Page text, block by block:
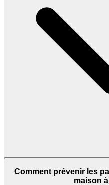
Comment prévenir les
maison